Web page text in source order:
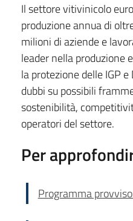
Il settore vitivinicolo
produzione annua di
milioni di aziende e
leader nella produzione
la protezione delle IGP
dubbi su possibili
sostenibilità,
operatori del settore.
Per
Programma